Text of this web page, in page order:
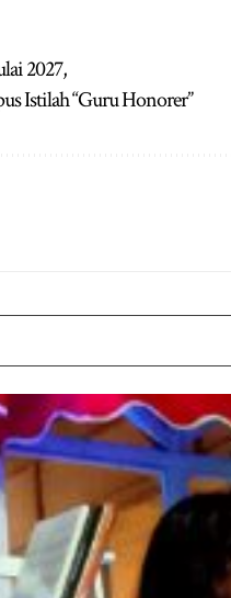
2027,
Istilah “Guru Honorer”